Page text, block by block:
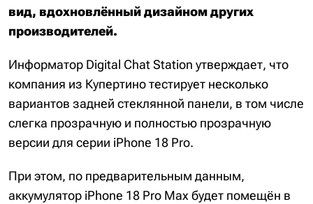
вид, вдохновлённый дизайном других
производителей.
Информатор Digital Chat Station утверждает, что
компания из Купертино тестирует несколько
вариантов задней стеклянной панели, в том числе
слегка прозрачную и полностью прозрачную
версии для серии iPhone 18 Pro.
При этом, по предварительным данным,
аккумулятор iPhone 18 Pro Max будет помещён в